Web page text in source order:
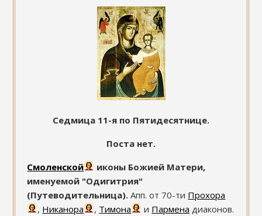
Седмица 11-я по Пятидесятнице.
Поста нет.
Смоленской
иконы Божией Матери,
именуемой "Одигитрия"
(Путеводительница). Апп. от 70-ти Прохора
, Никанора , Тимона и Пармена диаконов.